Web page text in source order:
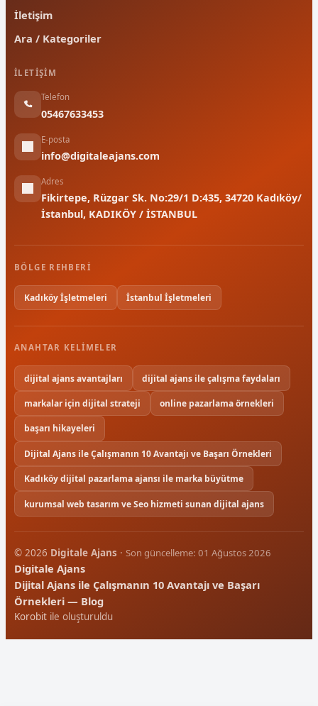
İletişim
Ara / Kategoriler
İLETIŞIM
Telefon
05467633453
E-posta
info@digitaleajans.com
Adres
Fikirtepe, Rüzgar Sk. No:29/1 D:435, 34720 Kadıköy/
İstanbul, KADIKÖY / İSTANBUL
BÖLGE REHBERI
Kadıköy İşletmeleri İstanbul İşletmeleri
ANAHTAR KELIMELER
dijital ajans avantajları dijital ajans ile çalışma faydaları
markalar için dijital strateji online pazarlama örnekleri
başarı hikayeleri
Dijital Ajans ile Çalışmanın 10 Avantajı ve Başarı Örnekleri
Kadıköy dijital pazarlama ajansı ile marka büyütme
kurumsal web tasarım ve Seo hizmeti sunan dijital ajans
© 2026 Digitale Ajans · Son güncelleme: 01 Ağustos 2026
Digitale Ajans
Dijital Ajans ile Çalışmanın 10 Avantajı ve Başarı
Örnekleri — Blog
Korobit ile oluşturuldu